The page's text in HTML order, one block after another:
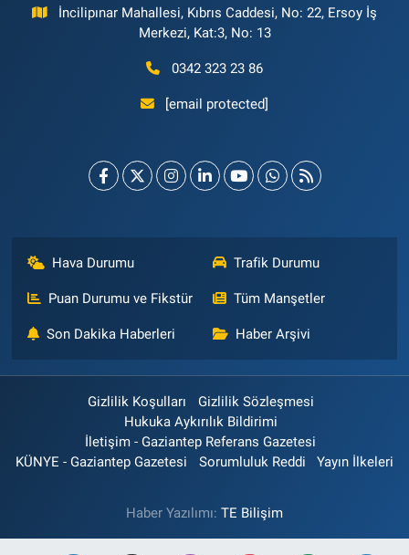
İncilipınar Mahallesi, Kıbrıs Caddesi, No: 22, Ersoy İş
Merkezi, Kat:3, No: 13
0342 323 23 86
[email protected]
Hava Durumu Trafik Durumu
Puan Durumu ve Fikstür Tüm Manşetler
Son Dakika Haberleri Haber Arşivi
Gizlilik Koşulları
Gizlilik Sözleşmesi
Hukuka Aykırılık Bildirimi
İletişim - Gaziantep Referans Gazetesi
KÜNYE - Gaziantep Gazetesi
Sorumluluk Reddi Yayın İlkeleri
Haber Yazılımı: TE Bilişim